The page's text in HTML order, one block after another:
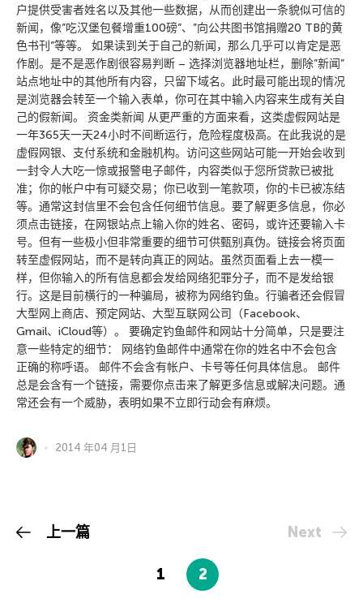
户提供受害者姓名以及其他一些数据，从而创建出一条貌似可信的
新闻，像”吃汉堡包餐增重100磅”、”向公共图书馆捐赠20 TB的黄
色书刊”等等。 如果读到关于自己的新闻，那么几乎可以肯定是恶
作剧。是不是恶作剧很容易判断 – 选择浏览器地址栏，删除”新闻”
站点地址中的其他所有内容，只留下域名。此时最可能出现的情况
是浏览器会转至一个输入表单，你可在其中输入内容来生成有关自
己的假新闻。 资金类新闻 从更严重的方面来看，这类虚假网站是
一年365天一天24小时不间断运行，危险程度极高。在此我说的是
虚假网银、支付系统和金融机构。访问这些网站可能一开始会收到
一封令人大吃一惊或报警电子邮件，内容类似于您所贷款已被批
准；你的帐户中有可疑交易；你已收到一笔款项，你的卡已被冻结
等。通常这封信里不会包含任何细节信息。要了解更多信息，你必
须点击链接，在网银站点上输入你的姓名、密码，或许还要输入卡
号。但有一些极小但非常重要的细节可供甄别真伪。链接会将页面
转至虚假网站，而不是转向真正的网站。虽然页面看上去一模一
样，但你输入的所有信息都会发给网络犯罪分子，而不是发给银
行。这是目前横行的一种骗局，被称为网络钓鱼。行骗者还会假冒
大型网上商店、预定网站、大型互联网公司（Facebook、
Gmail、iCloud等）。 要确定钓鱼邮件和网站十分简单，只是要注
意一些特定的细节： 网络钓鱼邮件中通常在你的姓名中不会包含
正确的称呼语。 邮件不会含有帐户、卡号等任何具体信息。 邮件
总是会含有一个链接，需要你点击来了解更多信息或解决问题。通
常还会有一个威胁，表明如果不立即行动会有麻烦。
2014 年04 月1日
上一篇
1 2
Next